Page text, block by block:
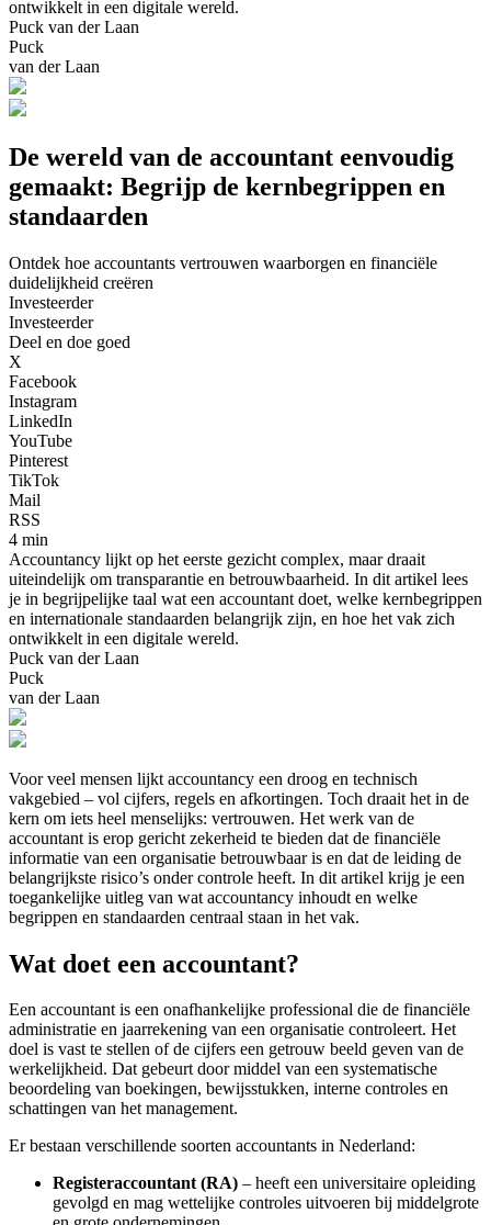
ontwikkelt in een digitale wereld.
Puck van der Laan
Puck
van der Laan
De wereld van de accountant eenvoudig
gemaakt: Begrijp de kernbegrippen en
standaarden
Ontdek hoe accountants vertrouwen waarborgen en financiële
duidelijkheid creëren
Investeerder
Investeerder
Deel en doe goed
X
Facebook
Instagram
LinkedIn
YouTube
Pinterest
TikTok
Mail
RSS
4 min
Accountancy lijkt op het eerste gezicht complex, maar draait
uiteindelijk om transparantie en betrouwbaarheid. In dit artikel lees
je in begrijpelijke taal wat een accountant doet, welke kernbegrippen
en internationale standaarden belangrijk zijn, en hoe het vak zich
ontwikkelt in een digitale wereld.
Puck van der Laan
Puck
van der Laan
Voor veel mensen lijkt accountancy een droog en technisch
vakgebied – vol cijfers, regels en afkortingen. Toch draait het in de
kern om iets heel menselijks: vertrouwen. Het werk van de
accountant is erop gericht zekerheid te bieden dat de financiële
informatie van een organisatie betrouwbaar is en dat de leiding de
belangrijkste risico’s onder controle heeft. In dit artikel krijg je een
toegankelijke uitleg van wat accountancy inhoudt en welke
begrippen en standaarden centraal staan in het vak.
Wat doet een accountant?
Een accountant is een onafhankelijke professional die de financiële
administratie en jaarrekening van een organisatie controleert. Het
doel is vast te stellen of de cijfers een getrouw beeld geven van de
werkelijkheid. Dat gebeurt door middel van een systematische
beoordeling van boekingen, bewijsstukken, interne controles en
schattingen van het management.
Er bestaan verschillende soorten accountants in Nederland:
Registeraccountant (RA) – heeft een universitaire opleiding
gevolgd en mag wettelijke controles uitvoeren bij middelgrote